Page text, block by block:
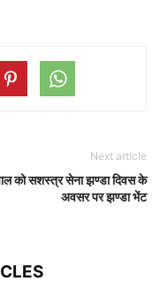
Next article
को सशस्त्र सेना झण्डा दिवस के
अवसर पर झण्डा भेंट